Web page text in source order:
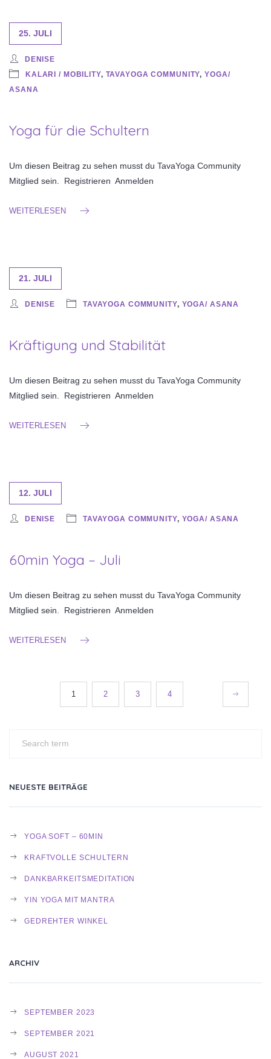
25. JULI
DENISE
KALARI / MOBILITY, TAVAYOGA COMMUNITY,YOGA/
ASANA
Yoga für die Schultern
Um diesen Beitrag zu sehen musst du TavaYoga Community
Mitglied sein. Registrieren Anmelden
WEITERLESEN
21. JULI
DENISE TAVAYOGA COMMUNITY, YOGA/ ASANA
Kräftigung und Stabilität
Um diesen Beitrag zu sehen musst du TavaYoga Community
Mitglied sein. Registrieren Anmelden
WEITERLESEN
12. JULI
DENISE TAVAYOGA COMMUNITY, YOGA/ ASANA
60min Yoga – Juli
Um diesen Beitrag zu sehen musst du TavaYoga Community
Mitglied sein. Registrieren Anmelden
WEITERLESEN
Seitennummerierung
1 2 3 4
NEUESTE BEITRÄGE
YOGA SOFT – 60MIN
KRAFTVOLLE SCHULTERN
DANKBARKEITSMEDITATION
YIN YOGA MIT MANTRA
GEDREHTER WINKEL
ARCHIV
SEPTEMBER 2023
SEPTEMBER 2021
AUGUST 2021